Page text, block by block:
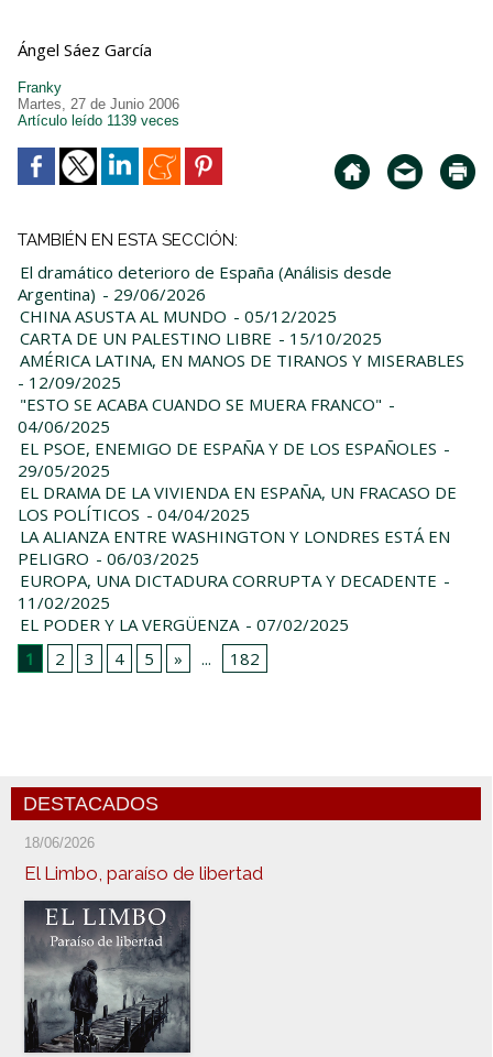
Ángel Sáez García
Franky
Martes, 27 de Junio 2006
Artículo leído 1139 veces
TAMBIÉN EN ESTA SECCIÓN:
El dramático deterioro de España (Análisis desde
Argentina) - 29/06/2026
CHINA ASUSTA AL MUNDO - 05/12/2025
CARTA DE UN PALESTINO LIBRE - 15/10/2025
AMÉRICA LATINA, EN MANOS DE TIRANOS Y MISERABLES
- 12/09/2025
"ESTO SE ACABA CUANDO SE MUERA FRANCO" -
04/06/2025
EL PSOE, ENEMIGO DE ESPAÑA Y DE LOS ESPAÑOLES -
29/05/2025
EL DRAMA DE LA VIVIENDA EN ESPAÑA, UN FRACASO DE
LOS POLÍTICOS - 04/04/2025
LA ALIANZA ENTRE WASHINGTON Y LONDRES ESTÁ EN
PELIGRO - 06/03/2025
EUROPA, UNA DICTADURA CORRUPTA Y DECADENTE -
11/02/2025
EL PODER Y LA VERGÜENZA - 07/02/2025
1
2 3 4 5 » ... 182
DESTACADOS
18/06/2026
El Limbo, paraíso de libertad